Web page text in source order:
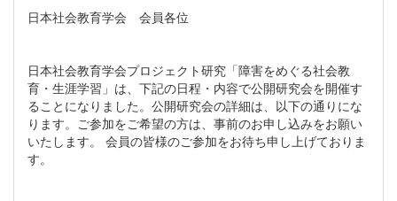
日本社会教育学会 会員各位
日本社会教育学会プロジェクト研究「障害をめぐる社会教
育・生涯学習」は、下記の日程・内容で公開研究会を開催す
ることになりました。公開研究会の詳細は、以下の通りにな
ります。ご参加をご希望の方は、事前のお申し込みをお願い
いたします。 会員の皆様のご参加をお待ち申し上げておりま
す。